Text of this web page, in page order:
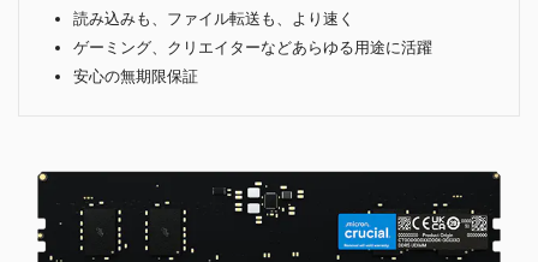
読み込みも、ファイル転送も、より速く
ゲーミング、クリエイターなどあらゆる用途に活躍
安心の無期限保証